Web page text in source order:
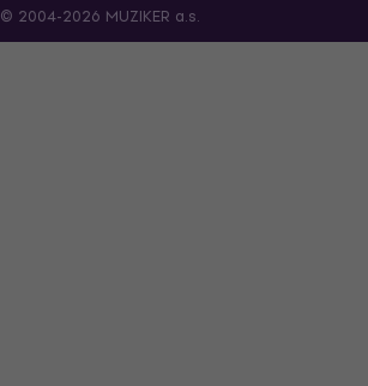
© 2004-2026 MUZIKER a.s.